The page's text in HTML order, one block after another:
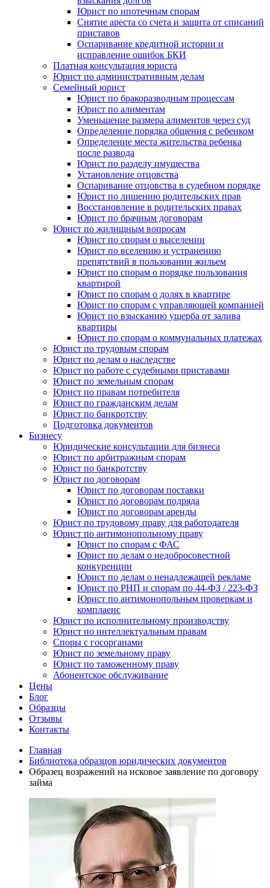
Юрист по ипотечным спорам
Снятие ареста со счета и защита от списаний
приставов
Оспаривание кредитной истории и
исправление ошибок БКИ
Платная консультация юриста
Юрист по административным делам
Семейный юрист
Юрист по бракоразводным процессам
Юрист по алиментам
Уменьшение размера алиментов через суд
Определение порядка общения с ребенком
Определение места жительства ребенка
после развода
Юрист по разделу имущества
Установление отцовства
Оспаривание отцовства в судебном порядке
Юрист по лишению родительских прав
Восстановление в родительских правах
Юрист по брачным договорам
Юрист по жилищным вопросам
Юрист по спорам о выселении
Юрист по вселению и устранению
препятствий в пользовании жильем
Юрист по спорам о порядке пользования
квартирой
Юрист по спорам о долях в квартире
Юрист по спорам с управляющей компанией
Юрист по взысканию ущерба от залива
квартиры
Юрист по спорам о коммунальных платежах
Юрист по трудовым спорам
Юрист по делам о наследстве
Юрист по работе с судебными приставами
Юрист по земельным спорам
Юрист по правам потребителя
Юрист по гражданским делам
Юрист по банкротству
Подготовка документов
Бизнесу
Юридические консультации для бизнеса
Юрист по арбитражным спорам
Юрист по банкротству
Юрист по договорам
Юрист по договорам поставки
Юрист по договорам подряда
Юрист по договорам аренды
Юрист по трудовому праву для работодателя
Юрист по антимонопольному праву
Юрист по спорам с ФАС
Юрист по делам о недобросовестной
конкуренции
Юрист по делам о ненадлежащей рекламе
Юрист по РНП и спорам по 44-ФЗ / 223-ФЗ
Юрист по антимонопольным проверкам и
комплаенс
Юрист по исполнительному производству
Юрист по интеллектуальным правам
Споры с госорганами
Юрист по земельному праву
Юрист по таможенному праву
Абонентское обслуживание
Цены
Блог
Образцы
Отзывы
Контакты
Главная
Библиотека образцов юридических документов
Образец возражений на исковое заявление по договору
займа